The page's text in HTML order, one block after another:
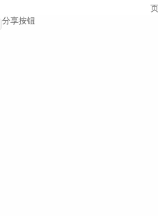
分享按钮